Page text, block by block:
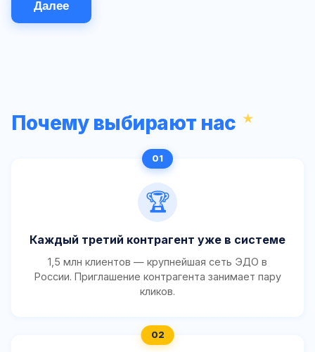
Далее
Почему выбирают нас
🏆
Каждый третий контрагент уже в системе
1,5 млн клиентов — крупнейшая сеть ЭДО в
России. Приглашение контрагента занимает пару
кликов.